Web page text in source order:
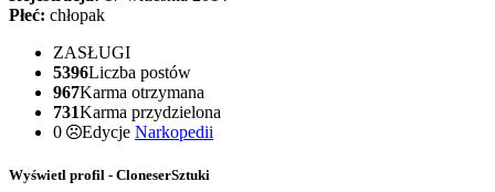
Płeć: chłopak
ZASŁUGI
5396Liczba postów
967Karma otrzymana
731Karma przydzielona
0
Edycje Narkopedii
Wyświetl profil - CloneserSztuki